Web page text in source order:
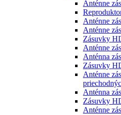
Anténne
Anténne
Anténne
Zásuvky
Anténne
Anténna
Zásuvky
Anténne
Anténna
Zásuvky
Anténne